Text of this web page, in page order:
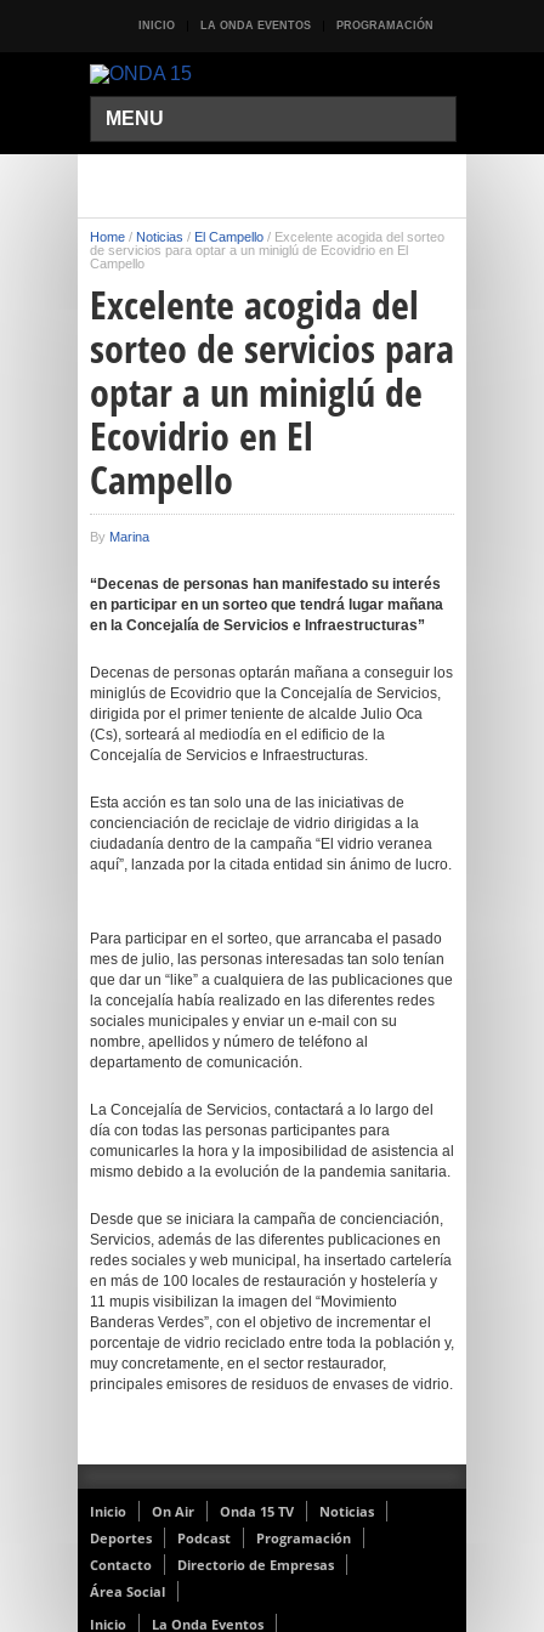
INICIO LA ONDA EVENTOS PROGRAMACIÓN
MENU
Home / Noticias / El Campello / Excelente acogida del sorteo
de servicios para optar a un miniglú de Ecovidrio en El
Campello
Excelente acogida del
sorteo de servicios para
optar a un miniglú de
Ecovidrio en El
Campello
By Marina
“Decenas de personas han manifestado su interés
en participar en un sorteo que tendrá lugar mañana
en la Concejalía de Servicios e Infraestructuras”
Decenas de personas optarán mañana a conseguir los
miniglús de Ecovidrio que la Concejalía de Servicios,
dirigida por el primer teniente de alcalde Julio Oca
(Cs), sorteará al mediodía en el edificio de la
Concejalía de Servicios e Infraestructuras.
Esta acción es tan solo una de las iniciativas de
concienciación de reciclaje de vidrio dirigidas a la
ciudadanía dentro de la campaña “El vidrio veranea
aquí”, lanzada por la citada entidad sin ánimo de lucro.
Para participar en el sorteo, que arrancaba el pasado
mes de julio, las personas interesadas tan solo tenían
que dar un “like” a cualquiera de las publicaciones que
la concejalía había realizado en las diferentes redes
sociales municipales y enviar un e-mail con su
nombre, apellidos y número de teléfono al
departamento de comunicación.
La Concejalía de Servicios, contactará a lo largo del
día con todas las personas participantes para
comunicarles la hora y la imposibilidad de asistencia al
mismo debido a la evolución de la pandemia sanitaria.
Desde que se iniciara la campaña de concienciación,
Servicios, además de las diferentes publicaciones en
redes sociales y web municipal, ha insertado cartelería
en más de 100 locales de restauración y hostelería y
11 mupis visibilizan la imagen del “Movimiento
Banderas Verdes”, con el objetivo de incrementar el
porcentaje de vidrio reciclado entre toda la población y,
muy concretamente, en el sector restaurador,
principales emisores de residuos de envases de vidrio.
Inicio On Air Onda 15 TV
Noticias
Deportes
Podcast
Programación
Contacto
Directorio de Empresas
Área Social
Inicio
La Onda Eventos